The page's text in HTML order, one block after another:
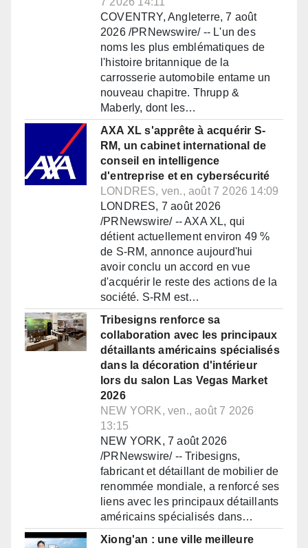
COVENTRY, Angleterre, 7 août
2026 /PRNewswire/ -- L'un des
noms les plus emblématiques de
l'histoire britannique de la
carrosserie automobile entame un
nouveau chapitre. Thrupp &
Maberly, dont les…
AXA XL s'apprête à acquérir S-
RM, un cabinet international de
conseil en intelligence
d'entreprise et en cybersécurité
LONDRES, ven., août 7 2026 14:09
LONDRES, 7 août 2026
/PRNewswire/ -- AXA XL, qui
détient actuellement environ 49 %
de S-RM, annonce aujourd'hui
avoir conclu un accord en vue
d'acquérir le reste des actions de la
société. S-RM est…
Tribesigns renforce sa
collaboration avec les principaux
détaillants américains spécialisés
dans la décoration d'intérieur
lors du salon Las Vegas Market
2026
NEW YORK, ven., août 7 2026
13:15
NEW YORK, 7 août 2026
/PRNewswire/ -- Tribesigns,
fabricant et détaillant de mobilier de
renommée mondiale, a renforcé ses
liens avec les principaux détaillants
américains spécialisés dans…
Xiong'an : une ville meilleure